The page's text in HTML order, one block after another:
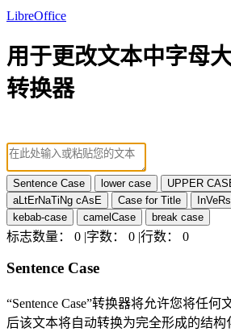
LibreOffice
用于更改文本中字母
转换器
Sentence Case lower case UPPER
aLtErNaTiNg cAsE
Case for Title
kebab-case
camelCase break case
标志数量： 0 |字数： 0 |行数： 0
Sentence Case
“Sentence Case”转换器将允许您将任
后该文本将自动转换为完全形成的结构